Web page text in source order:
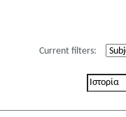
Current filters: